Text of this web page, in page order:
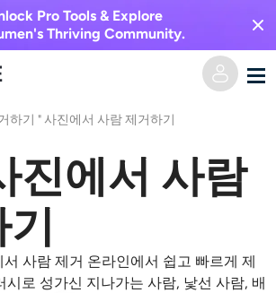
Pro Tools & Explore
Thriving Community.
하기 " 사진에서 사람 제거하기
진에서 사람
서 사람 제거 온라인에서 쉽고 빠르게 제
시로 성가신 지나가는 사람, 낯선 사람, 배